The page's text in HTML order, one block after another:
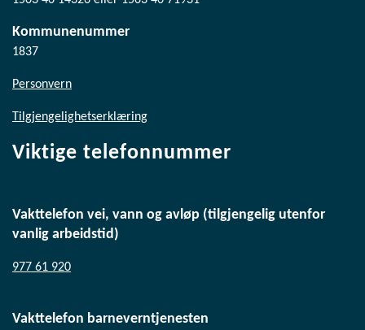
Kommunenummer
1837
Personvern
Tilgjengelighetserklæring
Viktige telefonnummer
Vakttelefon vei, vann og avløp (tilgjengelig utenfor
vanlig arbeidstid)
977 61 920
Vakttelefon barneverntjenesten